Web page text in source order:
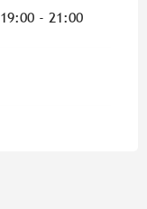
19:00 - 21:00